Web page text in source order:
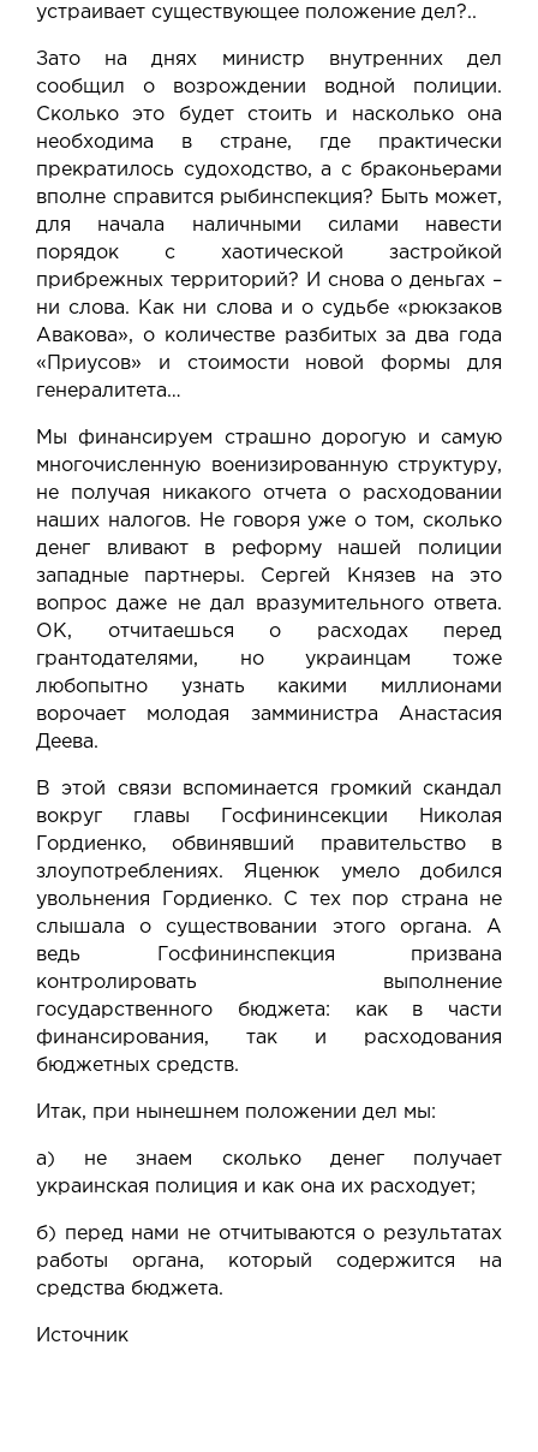
устраивает существующее положение дел?..
Зато на днях министр внутренних дел
сообщил о возрождении водной полиции.
Сколько это будет стоить и насколько она
необходима в стране, где практически
прекратилось судоходство, а с браконьерами
вполне справится рыбинспекция? Быть может,
для начала наличными силами навести
порядок с хаотической застройкой
прибрежных территорий? И снова о деньгах –
ни слова. Как ни слова и о судьбе «рюкзаков
Авакова», о количестве разбитых за два года
«Приусов» и стоимости новой формы для
генералитета…
Мы финансируем страшно дорогую и самую
многочисленную военизированную структуру,
не получая никакого отчета о расходовании
наших налогов. Не говоря уже о том, сколько
денег вливают в реформу нашей полиции
западные партнеры. Сергей Князев на это
вопрос даже не дал вразумительного ответа.
ОК, отчитаешься о расходах перед
грантодателями, но украинцам тоже
любопытно узнать какими миллионами
ворочает молодая замминистра Анастасия
Деева.
В этой связи вспоминается громкий скандал
вокруг главы Госфининсекции Николая
Гордиенко, обвинявший правительство в
злоупотреблениях. Яценюк умело добился
увольнения Гордиенко. С тех пор страна не
слышала о существовании этого органа. А
ведь Госфининспекция призвана
контролировать выполнение
государственного бюджета: как в части
финансирования, так и расходования
бюджетных средств.
Итак, при нынешнем положении дел мы:
а) не знаем сколько денег получает
украинская полиция и как она их расходует;
б) перед нами не отчитываются о результатах
работы органа, который содержится на
средства бюджета.
Источник